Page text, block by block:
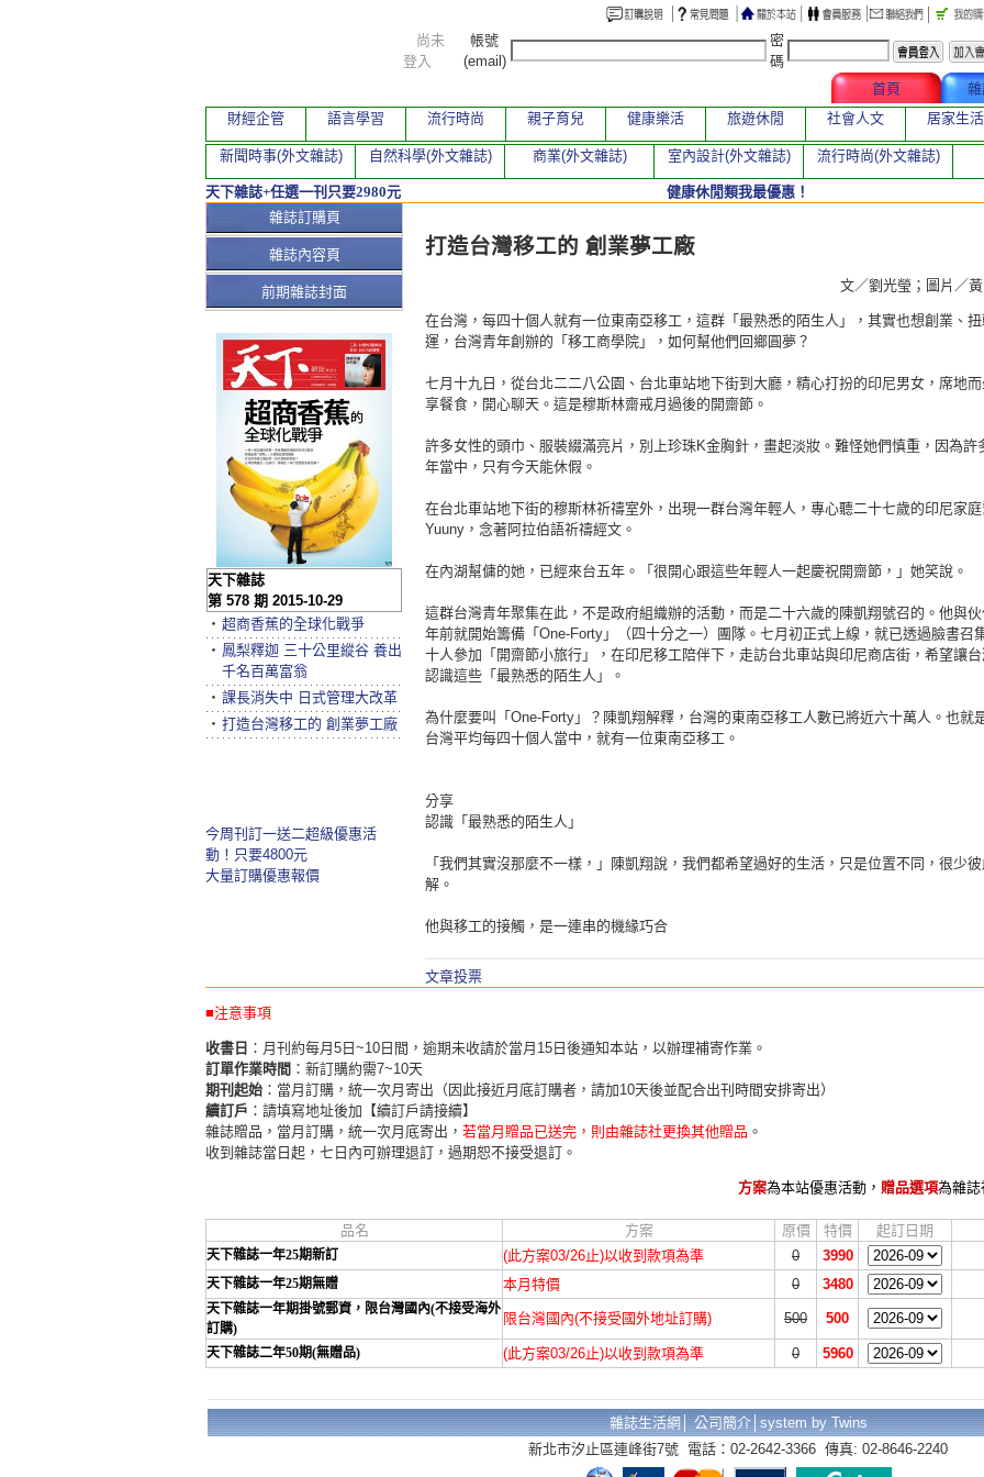
本期文章
打造台灣移工的 創業夢工廠
文／劉光瑩；圖片／
在台灣，每四十個人就有一位東南亞移工，這群「最熟悉的陌生人」，其實也想創業、
運，台灣青年創辦的「移工商學院」，如何幫他們回鄉圓夢？
七月十九日，從台北二二八公園、台北車站地下街到大廳，精心打扮的印尼男女，席地
享餐食，開心聊天。這是穆斯林齋戒月過後的開齋節。
許多女性的頭巾、服裝綴滿亮片，別上珍珠K金胸針，畫起淡妝。難怪她們慎重，因為許
年當中，只有今天能休假。
在台北車站地下街的穆斯林祈禱室外，出現一群台灣年輕人，專心聽二十七歲的印尼家
Yuuny，念著阿拉伯語祈禱經文。
在內湖幫傭的她，已經來台五年。「很開心跟這些年輕人一起慶祝開齋節，」她笑說。
這群台灣青年聚集在此，不是政府組織辦的活動，而是二十六歲的陳凱翔號召的。他與
年前就開始籌備「One-Forty」（四十分之一）團隊。七月初正式上線，就已透過臉書召
十人參加「開齋節小旅行」，在印尼移工陪伴下，走訪台北車站與印尼商店街，希望讓
認識這些「最熟悉的陌生人」。
為什麼要叫「One-Forty」？陳凱翔解釋，台灣的東南亞移工人數已將近六十萬人。也就
台灣平均每四十個人當中，就有一位東南亞移工。
分享
認識「最熟悉的陌生人」
「我們其實沒那麼不一樣，」陳凱翔說，我們都希望過好的生活，只是位置不同，很少
解。
他與移工的接觸，是一連串的機緣巧合
文章投票
雜誌訂購頁
雜誌內容頁
前期雜誌封面
天下雜誌
第 578 期 2015-10-29
‧ 超商香蕉的全球化戰爭
‧ 鳳梨釋迦 三十公里縱谷 養出
千名百萬富翁
‧ 課長消失中 日式管理大改革
‧ 打造台灣移工的 創業夢工廠
今周刊訂一送二超級優惠活
動！只要4800元
大量訂購優惠報價
尚未
登入
帳號
(email)
密
碼
首頁
財經企管
語言學習 流行時尚 親子育兒 健康樂活 旅遊休閒 社會人文 居家生活
新聞時事(外文雜誌) 自然科學(外文雜誌) 商業(外文雜誌) 室內設計(外文雜誌) 流行時尚(外文雜誌)
天下雜誌+任選一刊只要2980元 健康休閒類我最優惠！
■注意事項
收書日 ：月刊約每月5日~10日間，逾期未收請於當月15日後通知本站，以辦理補寄作業。
訂單作業時間 ：新訂購約需7~10天
期刊起始 ：當月訂購，統一次月寄出（因此接近月底訂購者，請加10天後並配合出刊時間安排寄出）
續訂戶 ：請填寫地址後加【續訂戶請接續】
雜誌贈品，當月訂購，統一次月底寄出， 若當月贈品已送完，則由雜誌社更換其他贈品 。
收到雜誌當日起，七日內可辦理退訂，過期恕不接受退訂。
方案為本站優惠活動， 贈品選項為雜誌
品名 方案 原價 特價 起訂日期
天下雜誌一年25期新訂 (此方案03/26止)以收到款項為準 0 3990
天下雜誌一年25期無贈 本月特價 0 3480
天下雜誌一年期掛號郵資，限台灣國內(不接受海外
訂購)
限台灣國內(不接受國外地址訂購) 500 500
天下雜誌二年50期(無贈品) (此方案03/26止)以收到款項為準 0 5960
雜誌生活網│公司簡介│system by Twins
新北市汐止區連峰街7號 電話：02-2642-3366 傳真: 02-8646-2240